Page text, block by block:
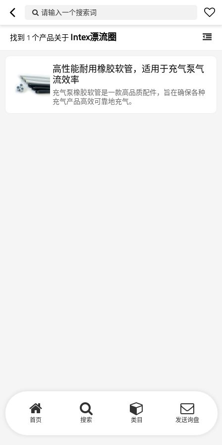
请输入一个搜索词
找到 1 个产品关于Intex漂流圈
高性能耐用橡胶软管，适用于充气泵气
流效率
充气泵橡胶软管是一款高品质配件，旨在确保各种
充气产品高效可靠地充气。
首页 搜索 类目 发送询盘